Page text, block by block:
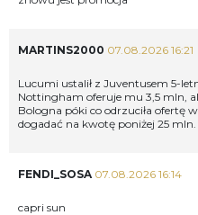
MARTINS2000 07.08.2026 16:21
Lucumi ustalił z Juventusem 5-
Nottingham oferuje mu 3,5 mln,
Bologna póki co odrzuciła ofertę
dogadać na kwotę poniżej 25 mln.
FENDI_SOSA 07.08.2026 16:14
capri sun